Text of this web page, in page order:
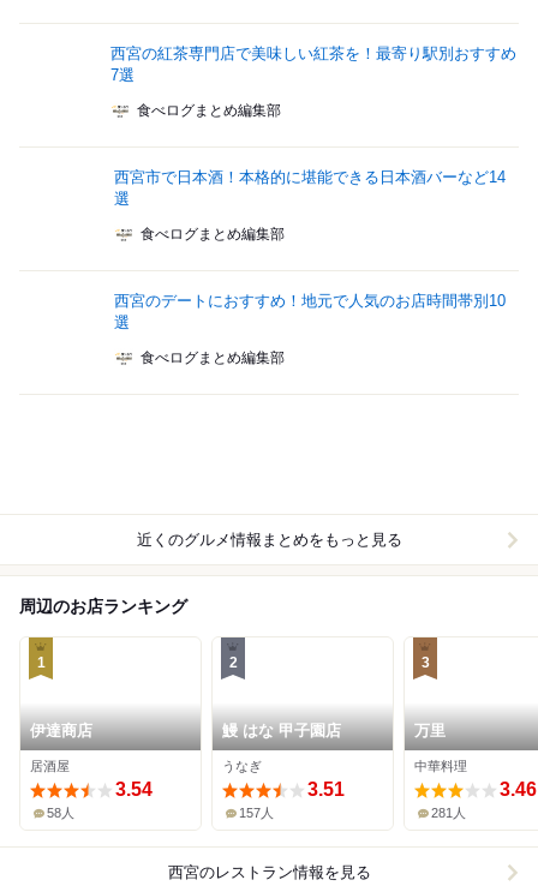
西宮の紅茶専門店で美味しい紅茶を！最寄り駅別おすすめ
7選
食べログまとめ編集部
西宮市で日本酒！本格的に堪能できる日本酒バーなど14
選
食べログまとめ編集部
西宮のデートにおすすめ！地元で人気のお店時間帯別10
選
食べログまとめ編集部
近くのグルメ情報まとめをもっと見る
周辺のお店ランキング
1
伊達商店
居酒屋
3.54
58人
2
鰻 はな 甲子園店
うなぎ
3.51
157人
3
万里
中華料理
3.46
281人
西宮のレストラン情報を見る